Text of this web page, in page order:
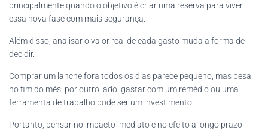
principalmente quando o objetivo é criar uma reserva para viver
essa nova fase com mais segurança.
Além disso, analisar o valor real de cada gasto muda a forma de
decidir.
Comprar um lanche fora todos os dias parece pequeno, mas pesa
no fim do mês; por outro lado, gastar com um remédio ou uma
ferramenta de trabalho pode ser um investimento.
Portanto, pensar no impacto imediato e no efeito a longo prazo